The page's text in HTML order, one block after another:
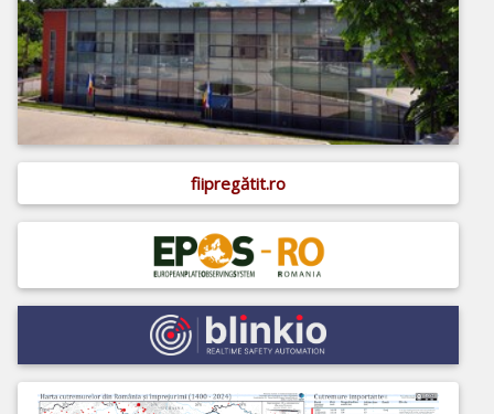
fiipregătit.ro